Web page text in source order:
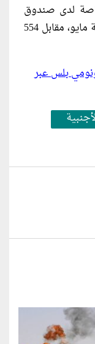
لدى صندوق
النقد الدولي إلى 448 مليون دولار بنهاية مايو، مقابل 554
بلس عبر